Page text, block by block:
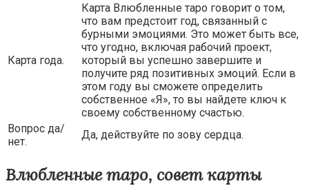
Карта года.
Карта Влюбленные таро говорит о том,
что вам предстоит год, связанный с
бурными эмоциями. Это может быть все,
что угодно, включая рабочий проект,
который вы успешно завершите и
получите ряд позитивных эмоций. Если в
этом году вы сможете определить
собственное «Я», то вы найдете ключ к
своему собственному счастью.
Вопрос да/
нет.
Да, действуйте по зову сердца.
Влюбленные таро, совет карты